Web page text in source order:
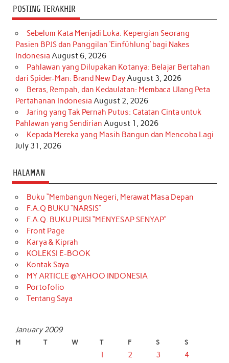
POSTING TERAKHIR
Sebelum Kata Menjadi Luka: Kepergian Seorang
Pasien BPJS dan Panggilan ‘Einfühlung’ bagi Nakes
Indonesia August 6, 2026
Pahlawan yang Dilupakan Kotanya: Belajar Bertahan
dari Spider-Man: Brand New DayAugust 3, 2026
Beras, Rempah, dan Kedaulatan: Membaca Ulang Peta
Pertahanan Indonesia August 2, 2026
Jaring yang Tak Pernah Putus: Catatan Cinta untuk
Pahlawan yang Sendirian August 1, 2026
Kepada Mereka yang Masih Bangun dan Mencoba Lagi
July 31, 2026
HALAMAN
Buku “Membangun Negeri, Merawat Masa Depan
F.A.Q BUKU “NARSIS”
F.A.Q. BUKU PUISI “MENYESAP SENYAP”
Front Page
Karya & Kiprah
KOLEKSI E-BOOK
Kontak Saya
MY ARTICLE @YAHOO INDONESIA
Portofolio
Tentang Saya
January 2009
M T W T F S S
1 2 3
4